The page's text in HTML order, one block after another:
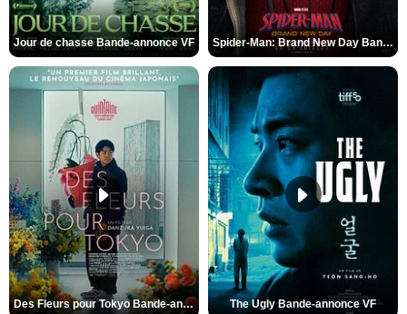
Jour de chasse Bande-annonce VF Spider-Man: Brand New Day Bande-annonce (3) VO STFR
Des Fleurs pour Tokyo Bande-annonce VO STFR The Ugly Bande-annonce VF